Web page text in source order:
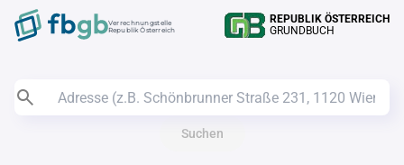
Verrechnungstelle
Republik Österreich
REPUBLIK ÖSTERREICH
GRUNDBUCH
Suchen